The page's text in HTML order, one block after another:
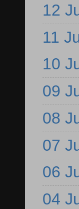
12
11
10
09
08
07
06
04